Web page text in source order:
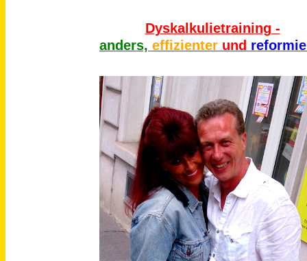
Dyskalkulietraining -
anders, effizienter und